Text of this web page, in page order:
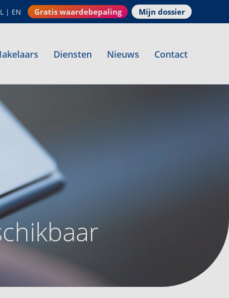
| EN Gratis waardebepaling Mijn dossier
Diensten Nieuws Contact